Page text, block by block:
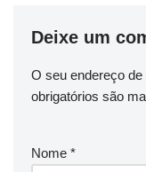
Deixe um
O seu endereço
obrigatórios são
Nome *